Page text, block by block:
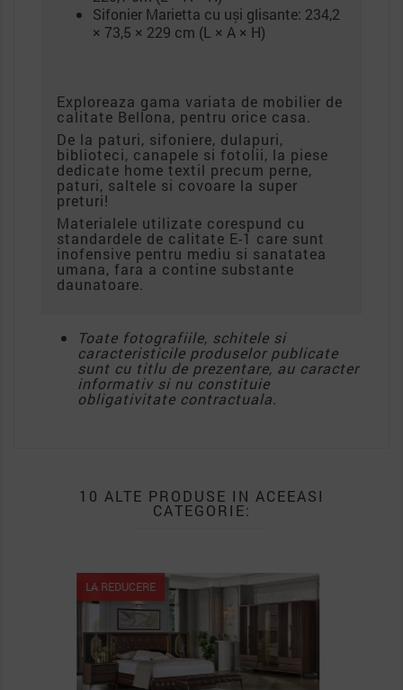
Sifonier Marietta cu uși glisante: 234,2
× 73,5 × 229 cm (L × A × H)
Exploreaza gama variata de mobilier de
calitate Bellona, pentru orice casa.
De la paturi, sifoniere, dulapuri,
biblioteci, canapele si fotolii, la piese
dedicate home textil precum perne,
paturi, saltele si covoare la super
preturi!
Materialele utilizate corespund cu
standardele de calitate E-1 care sunt
inofensive pentru mediu si sanatatea
umana, fara a contine substante
daunatoare.
Toate fotografiile, schitele si
caracteristicile produselor publicate
sunt cu titlu de prezentare, au caracter
informativ si nu constituie
obligativitate contractuala.
10 ALTE PRODUSE IN ACEEASI
CATEGORIE:
LA REDUCERE